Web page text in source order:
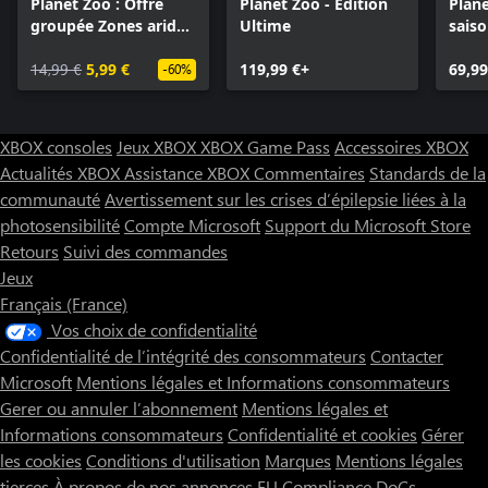
groupée Zones arides
14,99 € 5,99 € -60%
Ultime
119,99 €+
XBOX consoles Jeux XBOXXBOX Game Pass Accessoires XBOX
Actualités XBOXAssistance XBOXCommentaires Standards de la
communautéAvertissement sur les crises d’épilepsie liées à la
photosensibilitéCompte Microsoft Support du Microsoft Store
Retours Suivi des commandes
Jeux
Français (France)
Vos choix de confidentialité
Confidentialité de l’intégrité des consommateurs Contacter
Microsoft Mentions légales et Informations consommateurs
Gerer ou annuler l’abonnement Mentions légales et
Informations consommateurs Confidentialité et cookies Gérer
les cookies Conditions d'utilisation Marques Mentions légales